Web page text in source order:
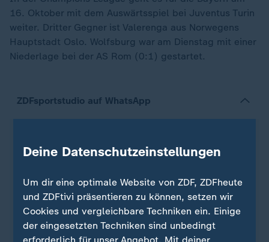
16. Oktober mit dem Auswärtsspiel bei Juventus Turin
weiter. Dritter Gegner ist Valerenga aus Norwegens
Hauptstadt Oslo. Wolfsburg war am Dienstag mit einer
Niederlage bei der AS Rom (0:1) gestartet.
ZDFsportstudio auf WhatsApp
Deine Datenschutzeinstellungen
Um dir eine optimale Website von ZDF, ZDFheute
und ZDFtivi präsentieren zu können, setzen wir
Cookies und vergleichbare Techniken ein. Einige
der eingesetzten Techniken sind unbedingt
erforderlich für unser Angebot. Mit deiner